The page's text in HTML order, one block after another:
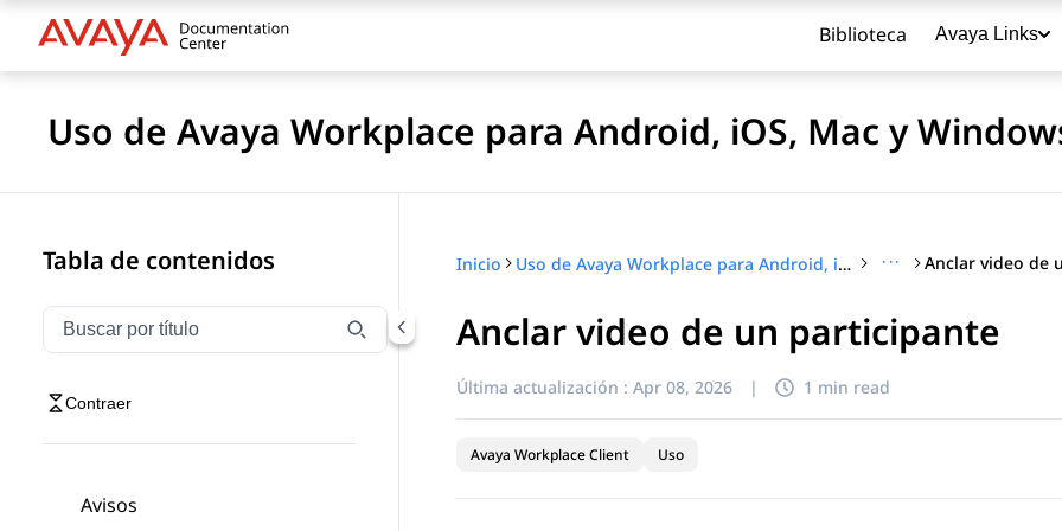
Biblioteca Avaya Links
Uso de Avaya Workplace para Android, iOS, Mac y
Tabla de contenidos
Filtrar navegación por título
Escriba para filtrar los elementos de navegación por título
Contraer
Avisos
Inicio Uso de Avaya Workplace para Android, iOS, Mac y Windows ··· Anclar video de
Anclar video de un participante
Última actualización : Apr 08, 2026 | 1 min read
Avaya Workplace Client Uso